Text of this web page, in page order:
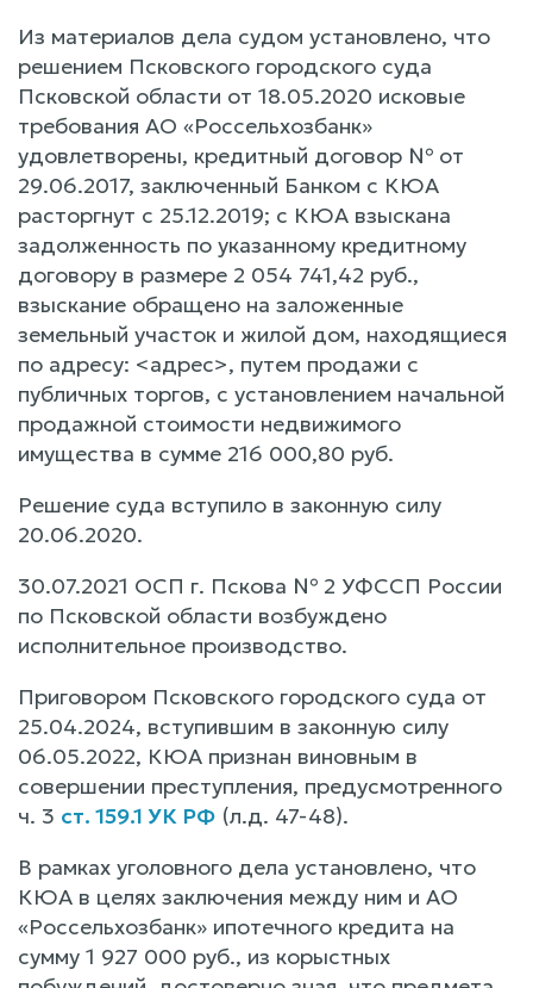
Из материалов дела судом установлено, что
решением Псковского городского суда
Псковской области от 18.05.2020 исковые
требования АО «Россельхозбанк»
удовлетворены, кредитный договор № от
29.06.2017, заключенный Банком с КЮА
расторгнут с 25.12.2019; с КЮА взыскана
задолженность по указанному кредитному
договору в размере 2 054 741,42 руб.,
взыскание обращено на заложенные
земельный участок и жилой дом, находящиеся
по адресу: <адрес>, путем продажи с
публичных торгов, с установлением начальной
продажной стоимости недвижимого
имущества в сумме 216 000,80 руб.
Решение суда вступило в законную силу
20.06.2020.
30.07.2021 ОСП г. Пскова № 2 УФССП России
по Псковской области возбуждено
исполнительное производство.
Приговором Псковского городского суда от
25.04.2024, вступившим в законную силу
06.05.2022, КЮА признан виновным в
совершении преступления, предусмотренного
ч. 3 ст. 159.1 УК РФ (л.д. 47-48).
В рамках уголовного дела установлено, что
КЮА в целях заключения между ним и АО
«Россельхозбанк» ипотечного кредита на
сумму 1 927 000 руб., из корыстных